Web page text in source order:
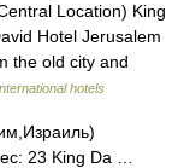
Location) King
Hotel Jerusalem
the old city and
hotels
23 King Da …